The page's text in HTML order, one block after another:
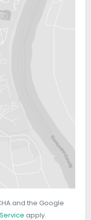
and the Google
apply.